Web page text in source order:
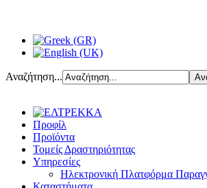
Αναζήτηση...
Προφίλ
Προϊόντα
Τομείς Δραστηριότητας
Υπηρεσίες
Ηλεκτρονική Πλατφόρμα